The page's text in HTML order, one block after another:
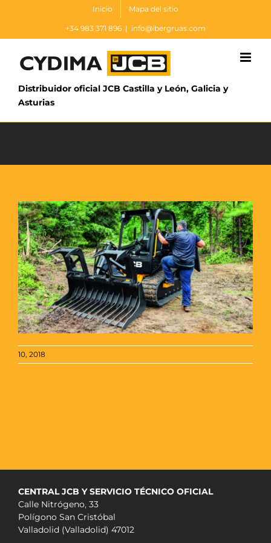
Inicio Mapa del sitio
+34 983 371 896 | info@ibergruas.com
Distribuidor oficial JCB Castilla y León, Galicia y
Asturias
10, 2018
CENTRAL JCB Y SERVICIO TÉCNICO OFICIAL
Calle Nitrógeno, 33
Polígono San Cristóbal
Valladolid (Valladolid) 47012